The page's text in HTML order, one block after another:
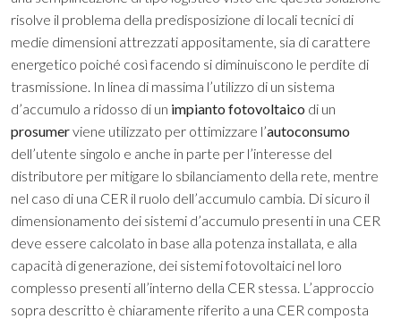
risolve il problema della predisposizione di locali tecnici di
medie dimensioni attrezzati appositamente, sia di carattere
energetico poiché così facendo si diminuiscono le perdite di
trasmissione. In linea di massima l’utilizzo di un sistema
d’accumulo a ridosso di un impianto fotovoltaico di un
prosumerviene utilizzato per ottimizzare l’autoconsumo
dell’utente singolo e anche in parte per l’interesse del
distributore per mitigare lo sbilanciamento della rete, mentre
nel caso di una CER il ruolo dell’accumulo cambia. Di sicuro il
dimensionamento dei sistemi d’accumulo presenti in una CER
deve essere calcolato in base alla potenza installata, e alla
capacità di generazione, dei sistemi fotovoltaici nel loro
complesso presenti all’interno della CER stessa. L’approccio
sopra descritto è chiaramente riferito a una CER composta